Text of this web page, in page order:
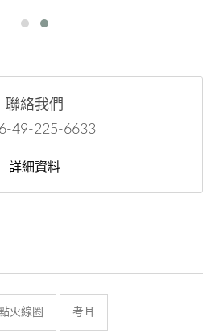
聯絡我們
49-225-6633
詳細資料
火線圈 考耳